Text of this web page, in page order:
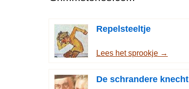
Repelsteeltje
Lees het sprookje →
De schrandere knecht